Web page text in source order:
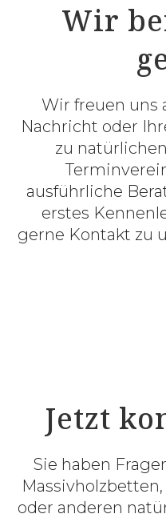
Wir
Wir freuen uns
Nachricht oder
zu
ausführliche
erstes
gerne Kontakt zu
Jetzt
Sie haben
oder anderen